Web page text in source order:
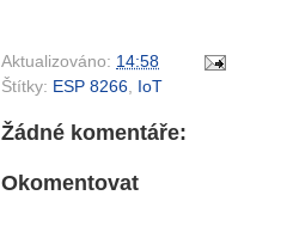
Aktualizováno: 14:58
Štítky: ESP 8266, IoT
Žádné komentáře:
Okomentovat